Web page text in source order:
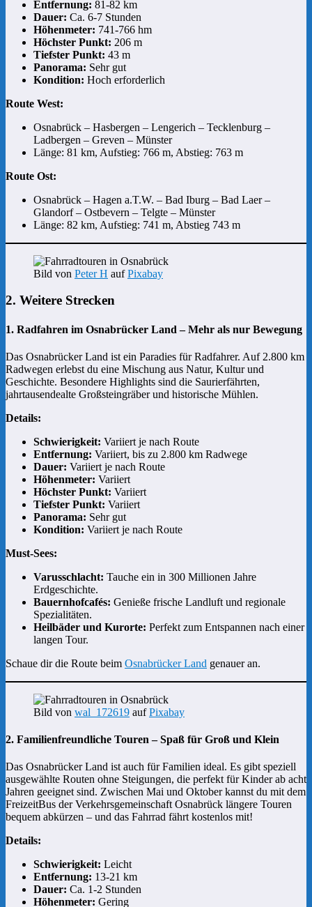
Entfernung: 81-82 km
Dauer: Ca. 6-7 Stunden
Höhenmeter: 741-766 hm
Höchster Punkt: 206 m
Tiefster Punkt: 43 m
Panorama: Sehr gut
Kondition: Hoch erforderlich
Route West:
Osnabrück – Hasbergen – Lengerich – Tecklenburg –
Ladbergen – Greven – Münster
Länge: 81 km, Aufstieg: 766 m, Abstieg: 763 m
Route Ost:
Osnabrück – Hagen a.T.W. – Bad Iburg – Bad Laer –
Glandorf – Ostbevern – Telgte – Münster
Länge: 82 km, Aufstieg: 741 m, Abstieg 743 m
Bild von Peter H aufPixabay
2. Weitere Strecken
1. Radfahren im Osnabrücker Land – Mehr als nur Bewegung
Das Osnabrücker Land ist ein Paradies für Radfahrer. Auf 2.800 km
Radwegen erlebst du eine Mischung aus Natur, Kultur und
Geschichte. Besondere Highlights sind die Saurierfährten,
jahrtausendealte Großsteingräber und historische Mühlen.
Details:
Schwierigkeit: Variiert je nach Route
Entfernung: Variiert, bis zu 2.800 km Radwege
Dauer: Variiert je nach Route
Höhenmeter: Variiert
Höchster Punkt: Variiert
Tiefster Punkt: Variiert
Panorama: Sehr gut
Kondition: Variiert je nach Route
Must-Sees:
Varusschlacht: Tauche ein in 300 Millionen Jahre
Erdgeschichte.
Bauernhofcafés: Genieße frische Landluft und regionale
Spezialitäten.
Heilbäder und Kurorte: Perfekt zum Entspannen nach einer
langen Tour.
Schaue dir die Route beim Osnabrücker Land genauer an.
Bild von wal_172619 aufPixabay
2. Familienfreundliche Touren – Spaß für Groß und Klein
Das Osnabrücker Land ist auch für Familien ideal. Es gibt speziell
ausgewählte Routen ohne Steigungen, die perfekt für Kinder ab acht
Jahren geeignet sind. Zwischen Mai und Oktober kannst du mit dem
FreizeitBus der Verkehrsgemeinschaft Osnabrück längere Touren
bequem abkürzen – und das Fahrrad fährt kostenlos mit!
Details:
Schwierigkeit: Leicht
Entfernung: 13-21 km
Dauer: Ca. 1-2 Stunden
Höhenmeter: Gering